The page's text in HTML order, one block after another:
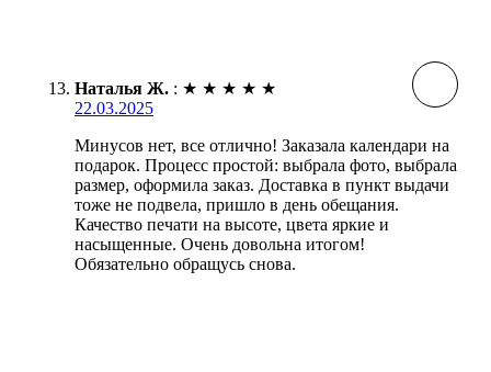
Наталья Ж. : ★ ★ ★ ★ ★
22.03.2025
Минусов нет, все отлично! Заказала календари на
подарок. Процесс простой: выбрала фото, выбрала
размер, оформила заказ. Доставка в пункт выдачи
тоже не подвела, пришло в день обещания.
Качество печати на высоте, цвета яркие и
насыщенные. Очень довольна итогом!
Обязательно обращусь снова.